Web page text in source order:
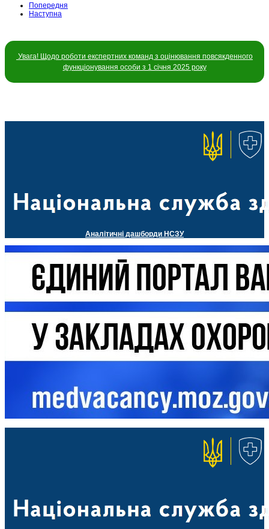
Попередня
Наступна
Увага! Щодо роботи експертних команд з оцінювання повсякденного
функціонування особи з 1 січня 2025 року
Аналітичні дашборди НСЗУ